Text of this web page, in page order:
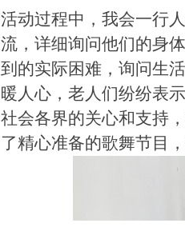
活动过程中，我会一行
流，详细询问他们的身
到的实际困难，询问生
暖人心，老人们纷纷表
社会各界的关心和支持
了精心准备的歌舞节目